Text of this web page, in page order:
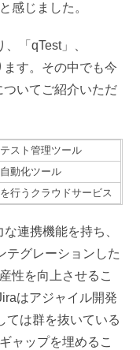
感じました。
「qTest」、
ます。その中でも今
ついてご紹介いただ
スト管理ツール
動化ツール
行うクラウドサービス
連携機能を持ち、
テグレーションした
性を向上させるこ
はアジャイル開発
ては群を抜いている
ャップを埋めるこ